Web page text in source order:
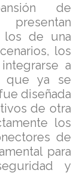
de
los de una
los
a
que ya se
diseñada
de otra
los
de
para
y